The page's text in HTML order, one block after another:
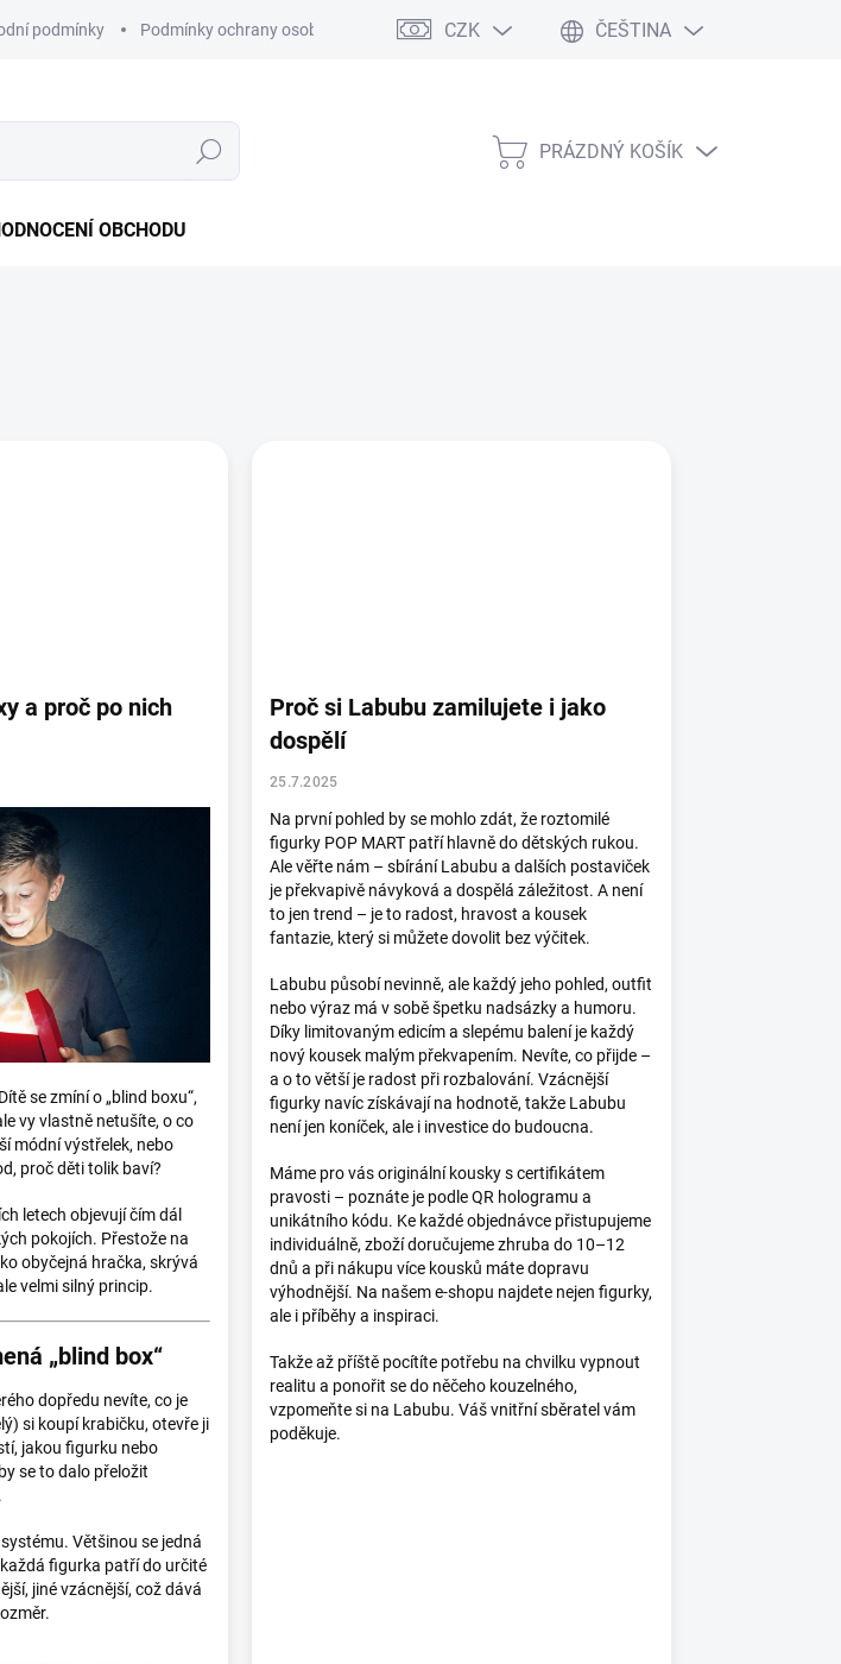
podmínky Podmínky ochrany osobních údajů CZK ČEŠTINA
Hledat
NÁKUPNÍ
PRÁZDNÝ KOŠÍK
OBCHODU
a proč po nich
se zmíní o „blind boxu“,
vy vlastně netušíte, o co
módní výstřelek, nebo
proč děti tolik baví?
letech objevují čím dál
pokojích. Přestože na
obyčejná hračka, skrývá
velmi silný princip.
„blind box“
dopředu nevíte, co je
si koupí krabičku, otevře ji
jakou figurku nebo
se to dalo přeložit
Většinou se jedná
figurka patří do určité
jiné vzácnější, což dává
Proč si Labubu zamilujete i jako
dospělí
25.7.2025
Na první pohled by se mohlo zdát, že roztomilé
figurky POP MART patří hlavně do dětských rukou.
Ale věřte nám – sbírání Labubu a dalších postaviček
je překvapivě návyková a dospělá záležitost. A není
to jen trend – je to radost, hravost a kousek
fantazie, který si můžete dovolit bez výčitek.
Labubu působí nevinně, ale každý jeho pohled, outfit
nebo výraz má v sobě špetku nadsázky a humoru.
Díky limitovaným edicím a slepému balení je každý
nový kousek malým překvapením. Nevíte, co přijde –
a o to větší je radost při rozbalování. Vzácnější
figurky navíc získávají na hodnotě, takže Labubu
není jen koníček, ale i investice do budoucna.
Máme pro vás originální kousky s certifikátem
pravosti – poznáte je podle QR hologramu a
unikátního kódu. Ke každé objednávce přistupujeme
individuálně, zboží doručujeme zhruba do 10–12
dnů a při nákupu více kousků máte dopravu
výhodnější. Na našem e-shopu najdete nejen figurky,
ale i příběhy a inspiraci.
Takže až příště pocítíte potřebu na chvilku vypnout
realitu a ponořit se do něčeho kouzelného,
vzpomeňte si na Labubu. Váš vnitřní sběratel vám
poděkuje.